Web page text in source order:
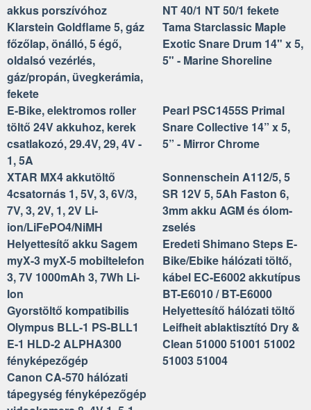
akkus porszívóhoz
NT 40/1 NT 50/1 fekete
Klarstein Goldflame 5, gáz
főzőlap, önálló, 5 égő,
oldalsó vezérlés,
gáz/propán, üvegkerámia,
fekete
Tama Starclassic Maple
Exotic Snare Drum 14" x 5,
5" - Marine Shoreline
E-Bike, elektromos roller
töltő 24V akkuhoz, kerek
csatlakozó, 29.4V, 29, 4V -
1, 5A
Pearl PSC1455S Primal
Snare Collective 14” x 5,
5” - Mirror Chrome
XTAR MX4 akkutöltő
4csatornás 1, 5V, 3, 6V/3,
7V, 3, 2V, 1, 2V Li-
ion/LiFePO4/NiMH
Sonnenschein A112/5, 5
SR 12V 5, 5Ah Faston 6,
3mm akku AGM és ólom-
zselés
Helyettesítő akku Sagem
myX-3 myX-5 mobiltelefon
3, 7V 1000mAh 3, 7Wh Li-
Ion
Eredeti Shimano Steps E-
Bike/Ebike hálózati töltő,
kábel EC-E6002 akkutípus
BT-E6010 / BT-E6000
Gyorstöltő kompatibilis
Olympus BLL-1 PS-BLL1
E-1 HLD-2 ALPHA300
fényképezőgép
Helyettesítő hálózati töltő
Leifheit ablaktisztító Dry &
Clean 51000 51001 51002
51003 51004
Canon CA-570 hálózati
tápegység fényképezőgép